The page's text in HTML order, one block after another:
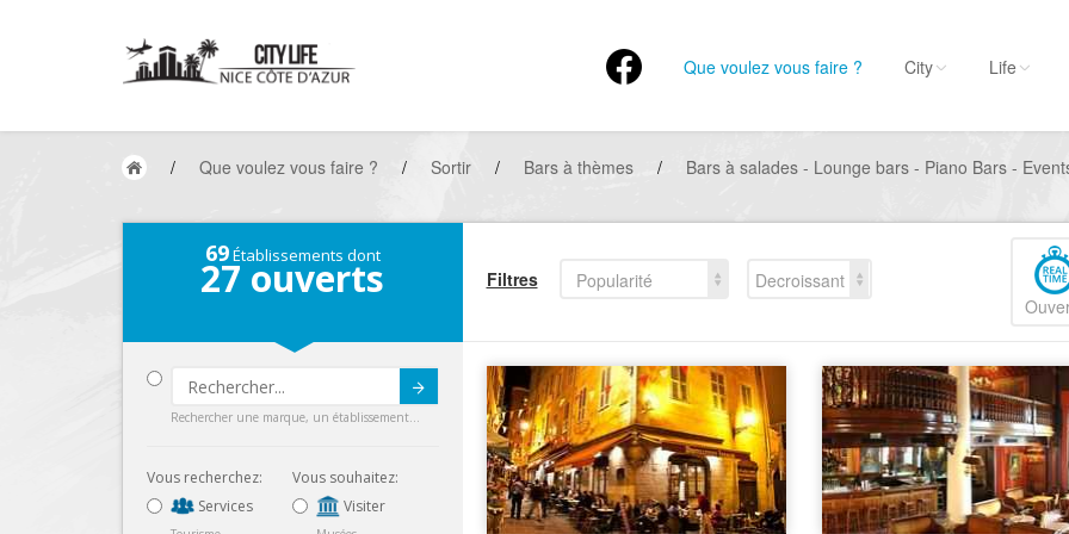
Que voulez vous faire ? City Life
/ Que voulez vous faire ? / Sortir / Bars à thèmes / Bars à salades - Lounge bars - Piano Bars -
69Établissements dont
27 ouverts
Rechercher une marque, un établissement...
Vous recherchez:
Services
Vous souhaitez:
Visiter
Filtres Popularité
Decroissant